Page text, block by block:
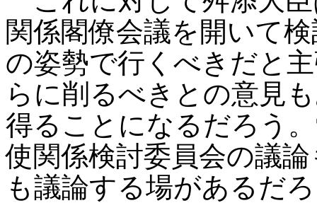
関係閣僚会議を開いて
の姿勢で行くべきだと
らに削るべきとの意見
得ることになるだろう
使関係検討委員会の議
も議論する場があるだ